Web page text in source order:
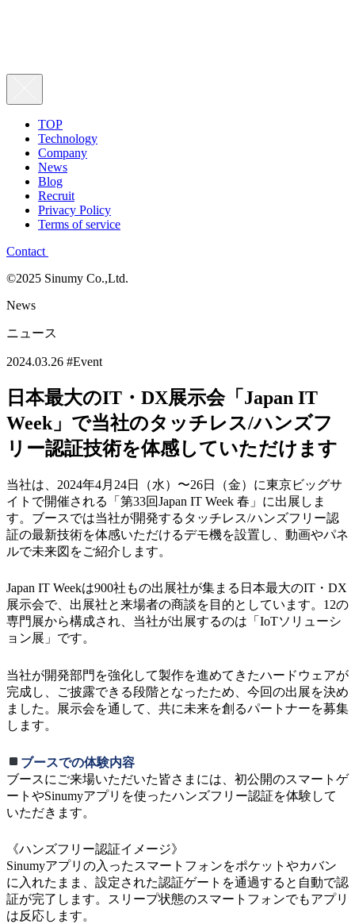
TOP
Technology
Company
News
Blog
Recruit
Privacy Policy
Terms of service
Contact
©2025 Sinumy Co.,Ltd.
News
ニュース
2024.03.26 #Event
日本最大のIT・DX展示会「Japan IT
Week」で当社のタッチレス/ハンズフ
リー認証技術を体感していただけます
当社は、2024年4月24日（水）〜26日（金）に東京ビッグサ
イトで開催される「第33回Japan IT Week 春」に出展しま
す。ブースでは当社が開発するタッチレス/ハンズフリー認
証の最新技術を体感いただけるデモ機を設置し、動画やパネ
ルで未来図をご紹介します。
Japan IT Weekは900社もの出展社が集まる日本最大のIT・DX
展示会で、出展社と来場者の商談を目的としています。12の
専門展から構成され、当社が出展するのは「IoTソリューシ
ョン展」です。
当社が開発部門を強化して製作を進めてきたハードウェアが
完成し、ご披露できる段階となったため、今回の出展を決め
ました。展示会を通して、共に未来を創るパートナーを募集
します。
ブースでの体験内容
ブースにご来場いただいた皆さまには、初公開のスマートゲ
ートやSinumyアプリを使ったハンズフリー認証を体験して
いただきます。
《ハンズフリー認証イメージ》
Sinumyアプリの入ったスマートフォンをポケットやカバン
に入れたまま、設定された認証ゲートを通過すると自動で認
証が完了します。スリープ状態のスマートフォンでもアプリ
は反応します。